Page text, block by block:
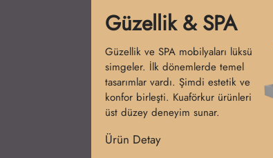
Bankolar
Bankolar salonun ilk izlenimini
belirler. İlk başlarda sade tezgahlar
kullanılmıştır. Günümüzde işlevsel
ve şık tasarımlar hâkimdir.
Kuaförkur bankoları prestij
kazandırır.
Ürün Detay